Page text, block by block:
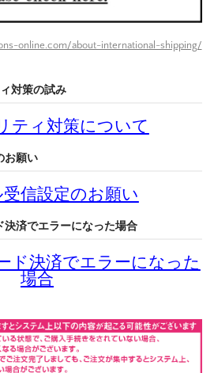
online.com/about-international-shipping/
対策の試み
ティ対策について
お願い
信設定のお願い
決済でエラーになった場合
ド決済でエラーになった
場合